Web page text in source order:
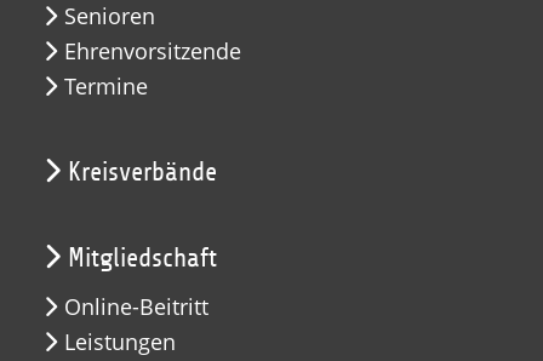
Senioren
Ehrenvorsitzende
Termine
Kreisverbände
Mitgliedschaft
Online-Beitritt
Leistungen